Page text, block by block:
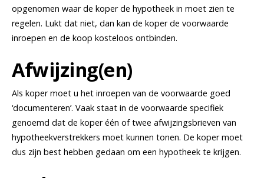
opgenomen waar de koper de hypotheek in moet zien te
regelen. Lukt dat niet, dan kan de koper de voorwaarde
inroepen en de koop kosteloos ontbinden.
Afwijzing(en)
Als koper moet u het inroepen van de voorwaarde goed
‘documenteren’. Vaak staat in de voorwaarde specifiek
genoemd dat de koper één of twee afwijzingsbrieven van
hypotheekverstrekkers moet kunnen tonen. De koper moet
dus zijn best hebben gedaan om een hypotheek te krijgen.